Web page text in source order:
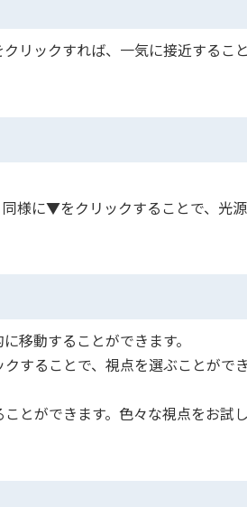
リックすれば、一気に接近するこ
様に▼をクリックすることで、光
移動することができます。
することで、視点を選ぶことがで
とができます。色々な視点をお試